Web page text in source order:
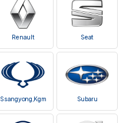
Renault Seat
Ssangyong,Kgm Subaru